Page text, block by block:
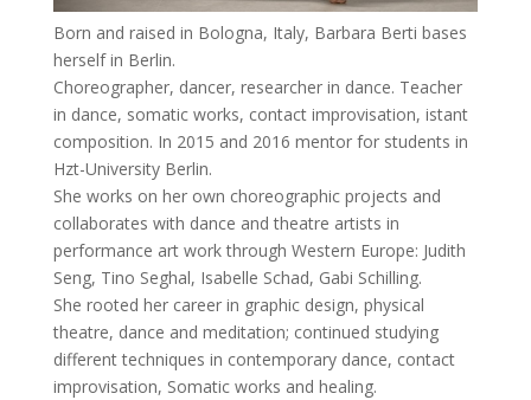
Born and raised in Bologna, Italy, Barbara Berti bases
herself in Berlin.
Choreographer, dancer, researcher in dance. Teacher
in dance, somatic works, contact improvisation, istant
composition. In 2015 and 2016 mentor for students in
Hzt-University Berlin.
She works on her own choreographic projects and
collaborates with dance and theatre artists in
performance art work through Western Europe: Judith
Seng, Tino Seghal, Isabelle Schad, Gabi Schilling.
She rooted her career in graphic design, physical
theatre, dance and meditation; continued studying
different techniques in contemporary dance, contact
improvisation, Somatic works and healing.